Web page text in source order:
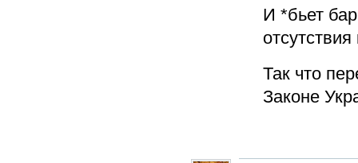
И *бьет
Так что
Законе